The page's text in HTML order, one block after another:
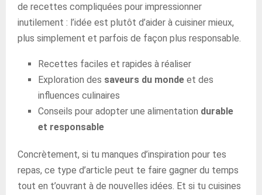
de recettes compliquées pour impressionner
inutilement : l’idée est plutôt d’aider à cuisiner mieux,
plus simplement et parfois de façon plus responsable.
Recettes faciles et rapides à réaliser
Exploration des saveurs du monde et des
influences culinaires
Conseils pour adopter une alimentation durable
et responsable
Concrètement, si tu manques d’inspiration pour tes
repas, ce type d’article peut te faire gagner du temps
tout en t’ouvrant à de nouvelles idées. Et si tu cuisines